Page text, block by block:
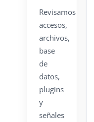
Revisamos
accesos,
archivos,
base
de
datos,
plugins
y
señales